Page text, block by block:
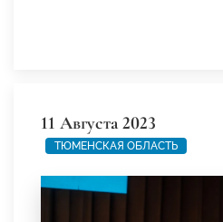
11 Августа 2023
ТЮМЕНСКАЯ ОБЛАСТЬ